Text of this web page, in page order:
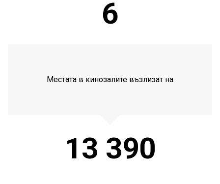
6
Местата в кинозалите възлизат на
13 390